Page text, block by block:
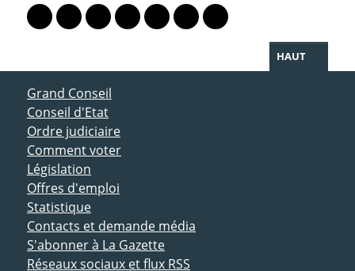
Lien vers le profil Mastodon
Lien vers le profil Bluesky
Lien vers le profil Instagram
Lien vers le profil Linkedin
Lien vers le profil Facebook
Lien vers le profil Twitter
Partager par WhatsApp
HAUT
ACCÈS DIRECT
Grand Conseil
Conseil d'Etat
Ordre judiciaire
Comment voter
Législation
Offres d'emploi
Statistique
Contacts et demande média
S'abonner à La Gazette
Réseaux sociaux et flux RSS